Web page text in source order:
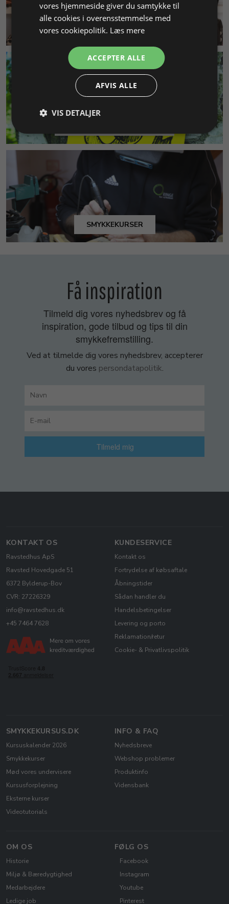
KUNDESERVICE
SMYKKEKURSER
Få inspiration
Tilmeld dig vores nyhedsbrev og få
inspiration, gode tilbud og tips til din
smykkefremstilling.
Ved at tilmelde dig vores nyhedsbrev, accepterer
du vores persondatapolitik.
Tilmeld mig
KONTAKT OS
Ravstedhus ApS
Ravsted Hovedgade 51
6372 Bylderup-Bov
CVR: 27226329
info@ravstedhus.dk
+45 7464 7628
KUNDESERVICE
Kontakt os
Fortrydelse af købsaftale
Åbningstider
Sådan handler du
Handelsbetingelser
Levering og porto
Reklamation/retur
Cookie- & Privatlivspolitik
SMYKKEKURSUS.DK
Kursuskalender 2026
Smykkekurser
Mød vores undervisere
Kursusforplejning
Eksterne kurser
Videotutorials
INFO & FAQ
Nyhedsbreve
Webshop problemer
Produktinfo
Vidensbank
OM OS
Historie
Miljø & Bæredygtighed
Medarbejdere
Ledige job
FØLG OS
Facebook
Instagram
Youtube
Pinterest
vores hjemmeside giver du samtykke til
alle cookies i overensstemmelse med
vores cookiepolitik. Læs mere
ACCEPTER ALLE
AFVIS ALLE
VIS DETALJER